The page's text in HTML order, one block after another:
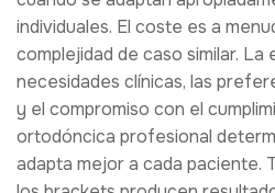
individuales. El coste es a
complejidad de caso similar.
necesidades clínicas, las
y el compromiso con el
ortodóncica profesional
adapta mejor a cada paciente.